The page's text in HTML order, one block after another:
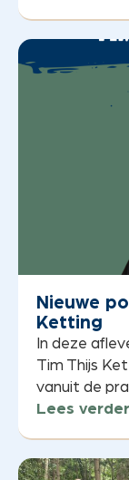
Nieuwe
Ketting
In deze
Tim Thijs
vanuit de
Lees verder